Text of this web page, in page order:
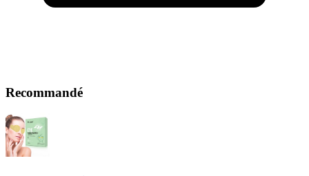
Recommandé